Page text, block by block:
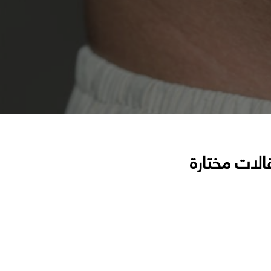
مختارة